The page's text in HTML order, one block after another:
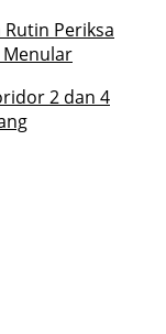
Periksa
Menular
2 dan 4